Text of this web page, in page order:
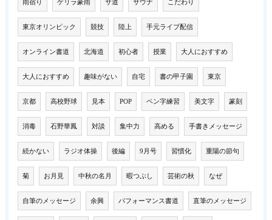
雨宿り ゲリラ豪雨 サ道 サウナ こだわり
東京オリンピック 競技 陸上 手元ライブ配信
オンライン書道 北海道 初心者 授業 大人におすすめ
大人におすすめ 趣味がない 自宅 書の甲子園 東京
京都 高校野球 見本 POP ペン字練習 美文字 篆刻
消毒 石野華鳳 対談 集中力 高める 手書きメッセージ
続かない ラジオ体操 後編 9月号 習慣化 重陽の節句
菊 お月見 中秋の名月 暇つぶし 芸術の秋 なぜ
自筆のメッセージ 余興 パフォーマンス書道 直筆のメッセージ